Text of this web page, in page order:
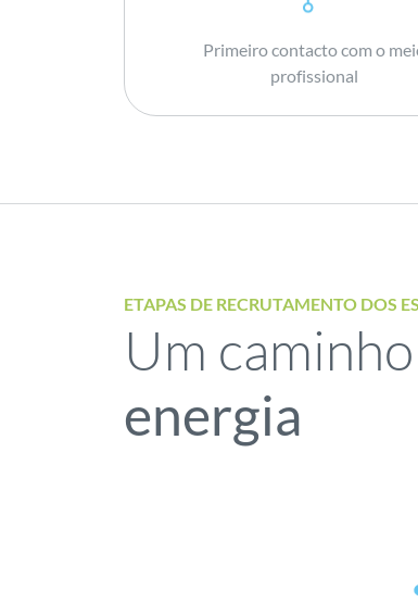
Primeiro contacto com o
profissional
ETAPAS DE RECRUTAMENTO DOS
Um
energia